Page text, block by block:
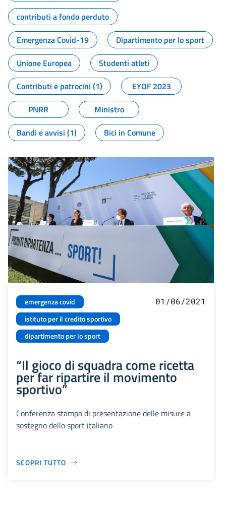
contributi a fondo perduto
Emergenza Covid-19
Dipartimento per lo sport
Unione Europea
Studenti atleti
Contributi e patrocini (1)
EYOF 2023
PNRR
Ministro
Bandi e avvisi (1)
Bici in Comune
emergenza covid
istituto per il credito sportivo
dipartimento per lo sport
01/06/2021
“Il gioco di squadra come ricetta
per far ripartire il movimento
sportivo”
Conferenza stampa di presentazione delle misure a
sostegno dello sport italiano
SCOPRI TUTTO